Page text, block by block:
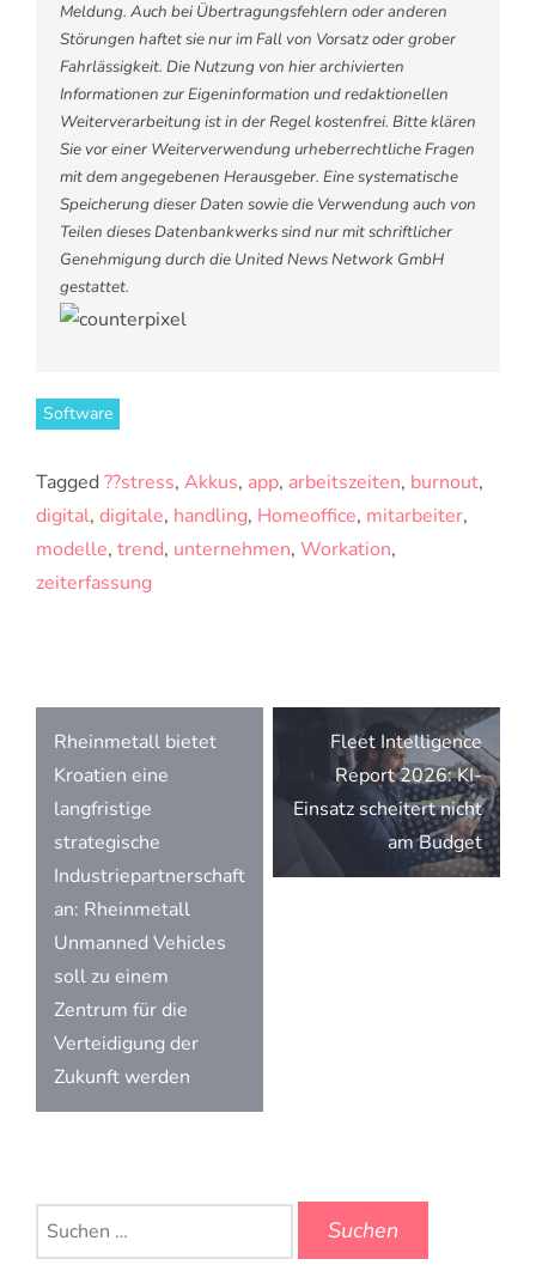
Meldung. Auch bei Übertragungsfehlern oder anderen
Störungen haftet sie nur im Fall von Vorsatz oder grober
Fahrlässigkeit. Die Nutzung von hier archivierten
Informationen zur Eigeninformation und redaktionellen
Weiterverarbeitung ist in der Regel kostenfrei. Bitte klären
Sie vor einer Weiterverwendung urheberrechtliche Fragen
mit dem angegebenen Herausgeber. Eine systematische
Speicherung dieser Daten sowie die Verwendung auch von
Teilen dieses Datenbankwerks sind nur mit schriftlicher
Genehmigung durch die United News Network GmbH
gestattet.
Software
Tagged ??stress, Akkus, app, arbeitszeiten, burnout,
digital, digitale, handling, Homeoffice, mitarbeiter,
modelle, trend, unternehmen, Workation,
zeiterfassung
Beitragsnavigation
Rheinmetall bietet
Kroatien eine
langfristige
strategische
Industriepartnerschaft
an: Rheinmetall
Unmanned Vehicles
soll zu einem
Zentrum für die
Verteidigung der
Zukunft werden
Fleet Intelligence
Report 2026: KI-
Einsatz scheitert nicht
am Budget
Suchen
nach: